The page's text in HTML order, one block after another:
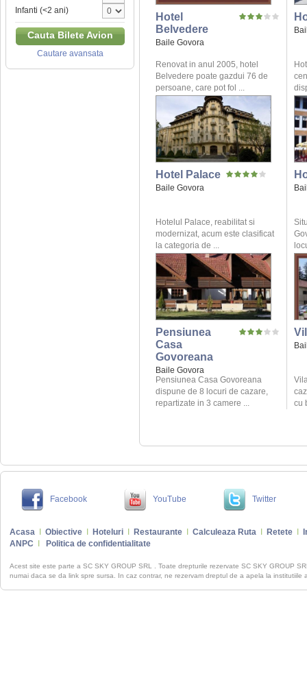
Infanti (<2 ani)
Cauta Bilete Avion
Cautare avansata
Hotel
Belvedere
Baile Govora
Renovat in anul 2005, hotel
Belvedere poate gazdui 76 de
persoane, care pot fol ...
Hotel Palace
Baile Govora
Hotelul Palace, reabilitat si
modernizat, acum este clasificat
la categoria de ...
Pensiunea
Casa
Govoreana
Baile Govora
Pensiunea Casa Govoreana
dispune de 8 locuri de cazare,
repartizate in 3 camere ...
cu
Facebook YouTube Twitter
Acasa Obiective Hoteluri Restaurante Calculeaza Ruta Retete
ANPC
Politica de confidentialitate
Acest site este parte a SC SKY GROUP SRL . Toate drepturile rezervate SC SKY GROUP
numai daca se da link spre sursa. In caz contrar, ne rezervam dreptul de a apela la institutiile